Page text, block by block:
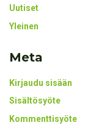
Uutiset
Yleinen
Meta
Kirjaudu sisään
Sisältösyöte
Kommenttisyöte